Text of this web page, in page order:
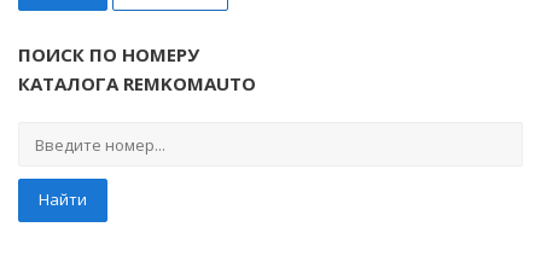
ПОИСК ПО НОМЕРУ
КАТАЛОГА REMKOMAUTO
Найти